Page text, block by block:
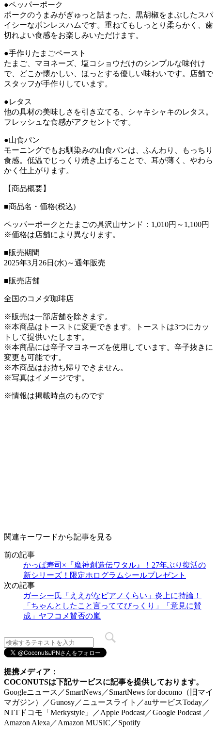
●ペッパーポーク
ポークのうまみがぎゅっと詰まった、黒胡椒をまぶしたスパ
イシーなボンレスハムです。重ねてもしっとり柔らかく、歯
切れよい食感をお楽しみいただけます。
●手作りたまごペースト
たまご、マヨネーズ、塩コショウだけのシンプルな味付け
で、どこか懐かしい、ほっとする優しい味わいです。店舗で
スタッフが手作りしています。
●レタス
他の具材の美味しさを引き立てる、シャキシャキのレタス。
フレッシュな食感がアクセントです。
●山食パン
モーニングでもお馴染みの山食パンは、ふんわり、もっちり
食感。低温でじっくり焼き上げることで、耳が薄く、やわら
かく仕上がります。
【商品概要】
■商品名・価格(税込)
ペッパーポークとたまごの具沢山サンド：1,010円～1,100円
※価格は店舗により異なります。
■販売期間
2025年3月26日(水)～通年販売
■販売店舗
全国のコメダ珈琲店
※販売は一部店舗を除きます。
※本商品はトーストに変更できます。トーストは3つにカッ
トして提供いたします。
※本商品には辛子マヨネーズを使用しています。辛子抜きに
変更も可能です。
※本商品はお持ち帰りできません。
※写真はイメージです。
※情報は掲載時点のものです
関連キーワードから記事を見る
前の記事
かっぱ寿司×『魔神創造伝ワタル』！27年ぶり復活の
新シリーズ！限定ホログラムシールプレゼント
次の記事
ガーシー氏「ええがなピアノくらい」炎上に持論！
「ちゃんとしたこと言っててびっくり」「意見に賛
成」ヤフコメ賛否の嵐
提携メディア：
COCONUTSは下記サービスに記事を提供しております。
Googleニュース／SmartNews／SmartNews for docomo（旧マイ
マガジン）／Gunosy／ニュースライト／auサービスToday／
NTTドコモ「Merkystyle」／Apple Podcast／Google Podcast ／
Amazon Alexa／Amazon MUSIC／Spotify